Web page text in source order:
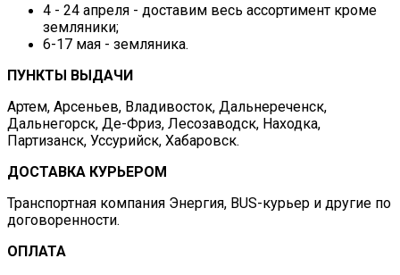
4 - 24 апреля - доставим весь ассортимент кроме
земляники;
6-17 мая - земляника.
ПУНКТЫ ВЫДАЧИ
Артем, Арсеньев, Владивосток, Дальнереченск,
Дальнегорск, Де-Фриз, Лесозаводск, Находка,
Партизанск, Уссурийск, Хабаровск.
ДОСТАВКА КУРЬЕРОМ
Транспортная компания Энергия, BUS-курьер и другие по
договоренности.
ОПЛАТА